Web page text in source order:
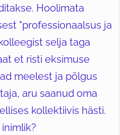
Hoolimata
"professionaalsus ja
selja taga
et risti eksimuse
meelest ja põlgus
aru saanud oma
kollektiivis hästi.